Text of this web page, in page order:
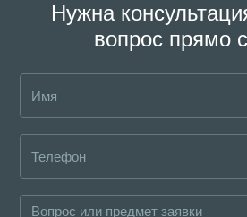
Нужна
вопрос прямо